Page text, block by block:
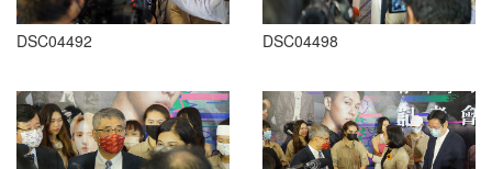
DSC04492 DSC04498